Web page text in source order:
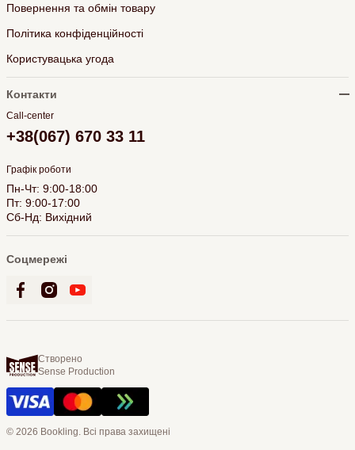
Повернення та обмін товару
Політика конфіденційності
Користувацька угода
Контакти
Call-center
+38(067) 670 33 11
Графік роботи
Пн-Чт: 9:00-18:00
Пт: 9:00-17:00
Сб-Нд: Вихідний
Соцмережі
Створено
Sense Production
© 2026 Bookling. Всі права захищені